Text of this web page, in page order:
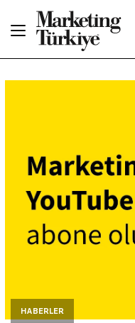
HABERLER
Dergiler
Etkinlikler